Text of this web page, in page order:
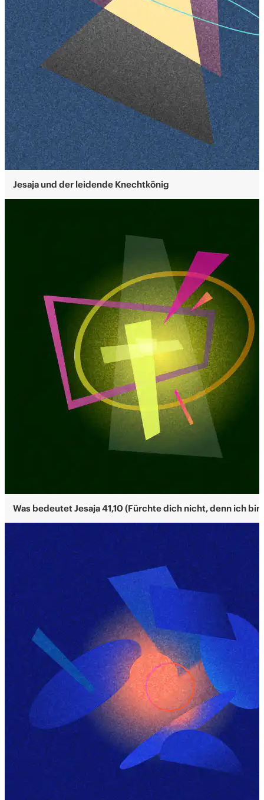
Jesaja und der leidende Knechtkönig
Was bedeutet Jesaja 41,10 (Fürchte dich nicht, denn ich